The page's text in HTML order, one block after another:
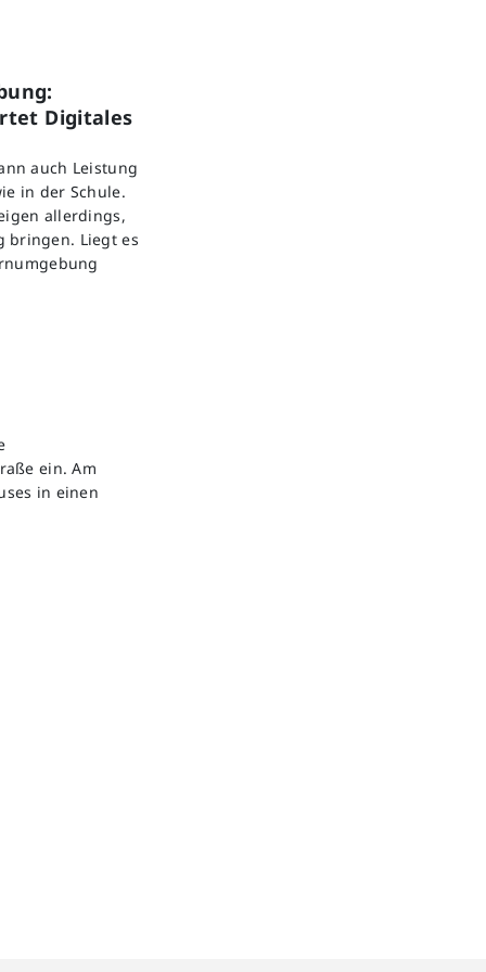
Digitales
auch Leistung
in der Schule.
allerdings,
bringen. Liegt es
ein. Am
in einen